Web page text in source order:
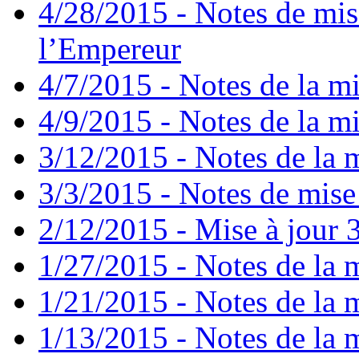
4/28/2015 - Notes de
l’Empereur
4/7/2015 - Notes de la
4/9/2015 - Notes de la
3/12/2015 - Notes de la
3/3/2015 - Notes de
2/12/2015 - Mise à jour
1/27/2015 - Notes de la
1/21/2015 - Notes de la
1/13/2015 - Notes de la